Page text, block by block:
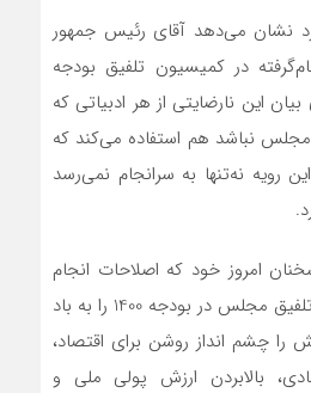
نشان می‌دهد آقای رئیس جمهور
در کمیسیون تلفیق بودجه
بیان این نارضایتی از هر ادبیاتی که
مجلس نباشد هم استفاده می‌کند که
رویه نه‌تنها به سرانجام نمی‌رسد
امروز خود که اصلاحات انجام
شده از سوی کمیسیون تلفیق مجلس در بودجه 1400 را به باد
را چشم انداز روشن برای اقتصاد،
بالابردن ارزش پولی ملی و